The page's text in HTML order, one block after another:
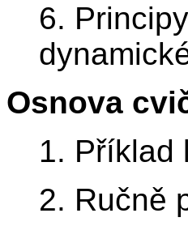
6.
Osnova
1. Příklad
2. Ručně